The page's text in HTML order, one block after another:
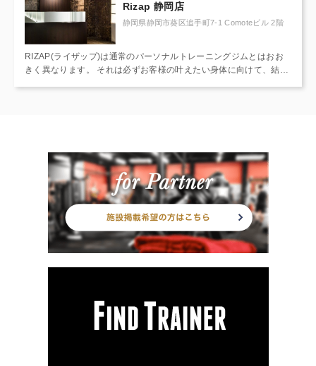
Rizap 静岡店
静岡県静岡市葵区追手町7-1 Comoteビル 2階
RIZAP(ライザップ)は通常のパーソナルトレーニングジムとはおお
きく異なります。 それは必ずお客様の叶えたい身体に向けて、結果